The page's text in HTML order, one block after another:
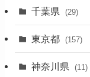
(3)
千葉県 (29)
東京都 (157)
(36)
神奈川県 (11)